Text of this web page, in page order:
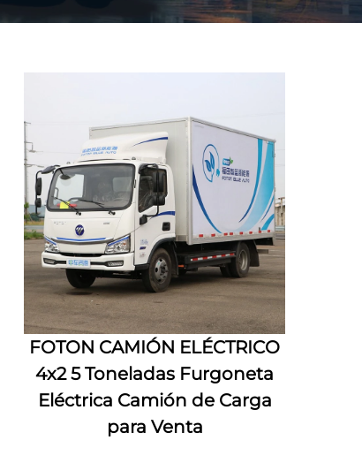
FOTON CAMIÓN ELÉCTRICO
4x2 5 Toneladas Furgoneta
Eléctrica Camión de Carga
para Venta